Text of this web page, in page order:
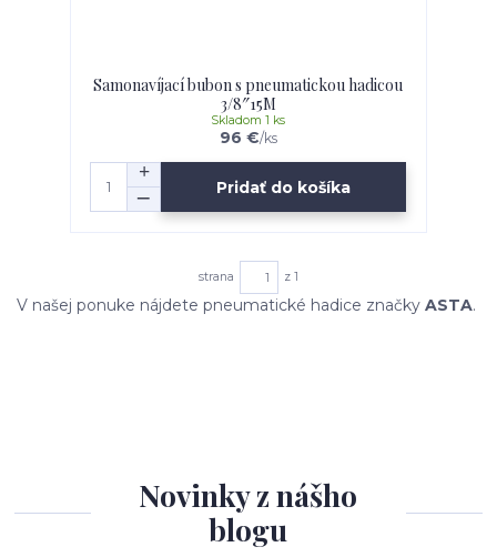
Samonavíjací bubon s pneumatickou hadicou
3/8″15M
96 €/ks
Skladom 1 ks
Pridať do košíka
strana z 1
V našej ponuke nájdete pneumatické hadice značky ASTA.
Novinky z nášho
blogu